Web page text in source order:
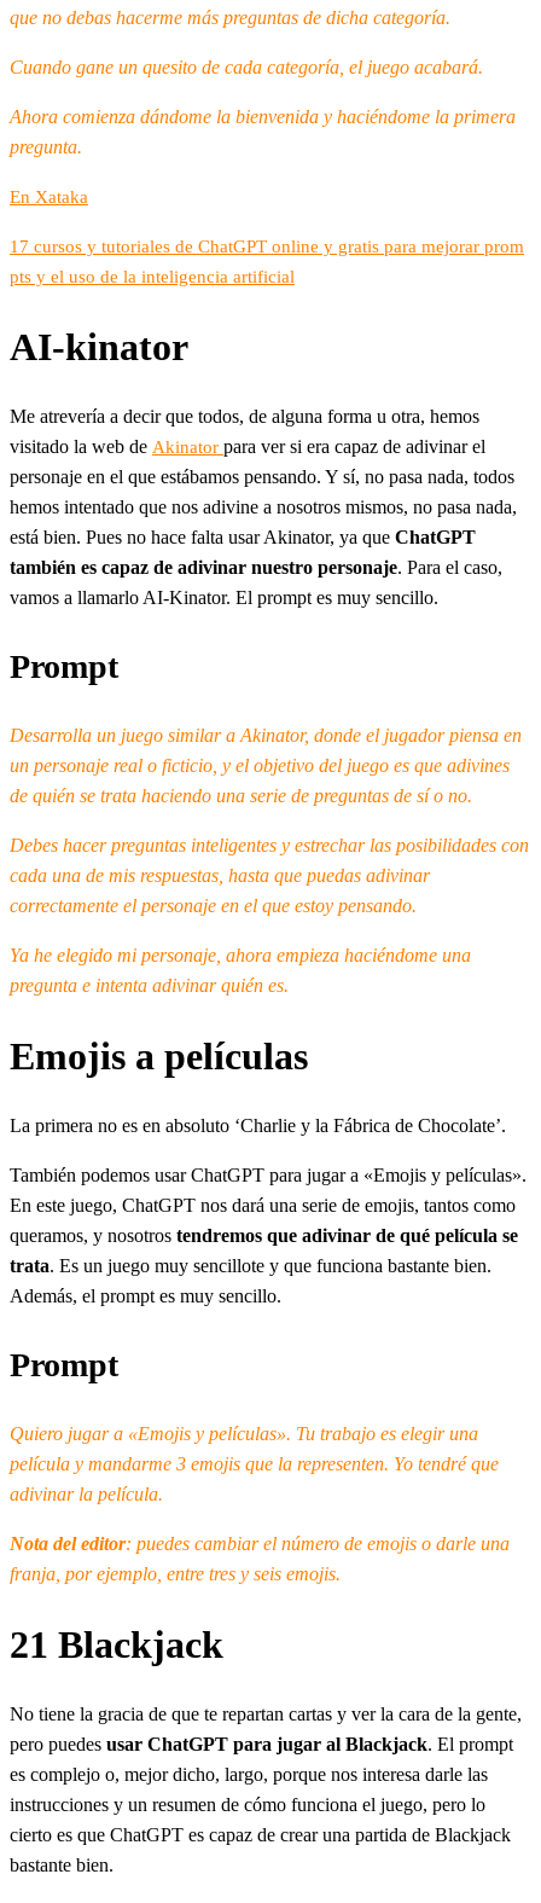
que no debas hacerme más preguntas de dicha categoría.
Cuando gane un quesito de cada categoría, el juego acabará.
Ahora comienza dándome la bienvenida y haciéndome la primera
pregunta.
En Xataka
17 cursos y tutoriales de ChatGPT online y gratis para mejorar prom
pts y el uso de la inteligencia artificial
AI-kinator
Me atrevería a decir que todos, de alguna forma u otra, hemos
visitado la web de Akinator para ver si era capaz de adivinar el
personaje en el que estábamos pensando. Y sí, no pasa nada, todos
hemos intentado que nos adivine a nosotros mismos, no pasa nada,
está bien. Pues no hace falta usar Akinator, ya que ChatGPT
también es capaz de adivinar nuestro personaje. Para el caso,
vamos a llamarlo AI-Kinator. El prompt es muy sencillo.
Prompt
Desarrolla un juego similar a Akinator, donde el jugador piensa en
un personaje real o ficticio, y el objetivo del juego es que adivines
de quién se trata haciendo una serie de preguntas de sí o no.
Debes hacer preguntas inteligentes y estrechar las posibilidades con
cada una de mis respuestas, hasta que puedas adivinar
correctamente el personaje en el que estoy pensando.
Ya he elegido mi personaje, ahora empieza haciéndome una
pregunta e intenta adivinar quién es.
Emojis a películas
La primera no es en absoluto ‘Charlie y la Fábrica de Chocolate’.
También podemos usar ChatGPT para jugar a «Emojis y películas».
En este juego, ChatGPT nos dará una serie de emojis, tantos como
queramos, y nosotros tendremos que adivinar de qué película se
trata. Es un juego muy sencillote y que funciona bastante bien.
Además, el prompt es muy sencillo.
Prompt
Quiero jugar a «Emojis y películas». Tu trabajo es elegir una
película y mandarme 3 emojis que la representen. Yo tendré que
adivinar la película.
Nota del editor: puedes cambiar el número de emojis o darle una
franja, por ejemplo, entre tres y seis emojis.
21 Blackjack
No tiene la gracia de que te repartan cartas y ver la cara de la gente,
pero puedes usar ChatGPT para jugar al Blackjack. El prompt
es complejo o, mejor dicho, largo, porque nos interesa darle las
instrucciones y un resumen de cómo funciona el juego, pero lo
cierto es que ChatGPT es capaz de crear una partida de Blackjack
bastante bien.